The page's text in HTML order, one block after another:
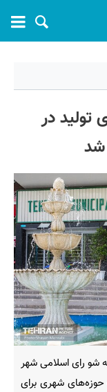
تولید در
شد
اسلامی شهر
حوزه‌های شهری برای